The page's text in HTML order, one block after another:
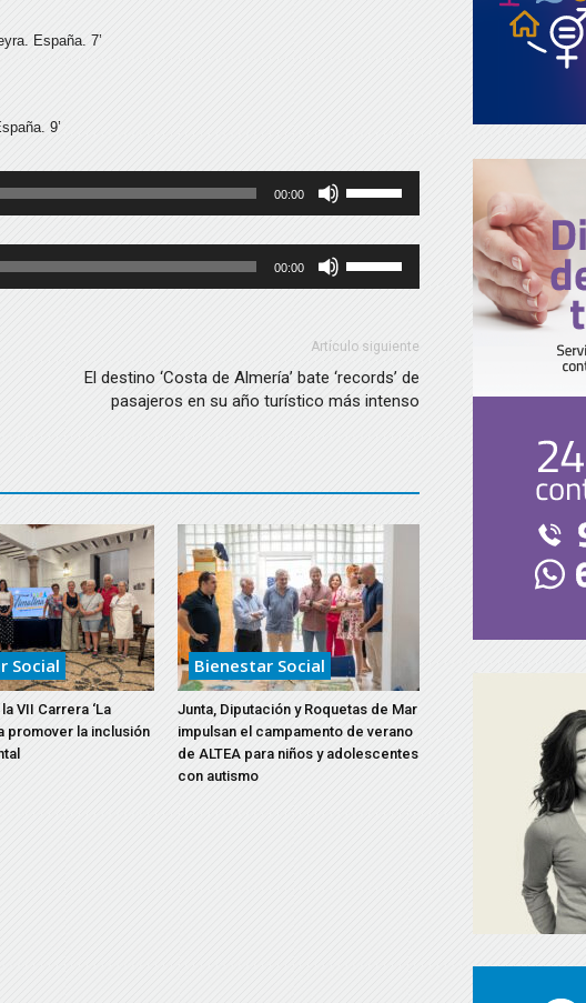
España. 7’
9’
00:00
las
teclas
de
aumentar
00:00
las
de
flecha
arriba/abajo
o
el
volumen.
Artículo siguiente
El destino ‘Costa de Almería’ bate ‘records’ de
pasajeros en su año turístico más intenso
Social
VII Carrera ‘La
promover la inclusión
Bienestar Social
Junta, Diputación y Roquetas de Mar
impulsan el campamento de verano
de ALTEA para niños y adolescentes
con autismo